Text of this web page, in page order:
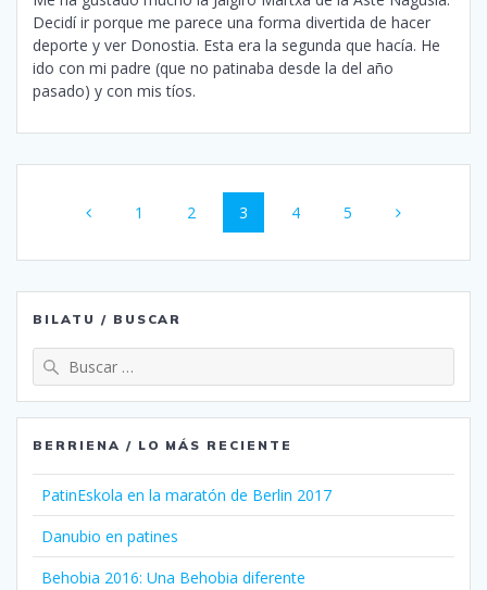
Decidí ir porque me parece una forma divertida de hacer
deporte y ver Donostia. Esta era la segunda que hacía. He
ido con mi padre (que no patinaba desde la del año
pasado) y con mis tíos.
Navegación
entradas
Página
1 Página
2 Página
3 Página
4 Página
5
BILATU / BUSCAR
Buscar:
BERRIENA / LO MÁS RECIENTE
PatinEskola en la maratón de Berlin 2017
Danubio en patines
Behobia 2016: Una Behobia diferente